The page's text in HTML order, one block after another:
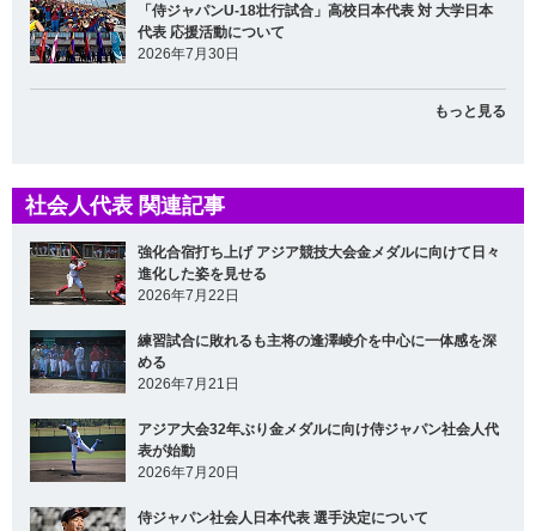
「侍ジャパンU-18壮行試合」高校日本代表 対 大学日本
代表 応援活動について
2026年7月30日
もっと見る
社会人代表 関連記事
強化合宿打ち上げ アジア競技大会金メダルに向けて日々
進化した姿を見せる
2026年7月22日
練習試合に敗れるも主将の逢澤崚介を中心に一体感を深
める
2026年7月21日
アジア大会32年ぶり金メダルに向け侍ジャパン社会人代
表が始動
2026年7月20日
侍ジャパン社会人日本代表 選手決定について